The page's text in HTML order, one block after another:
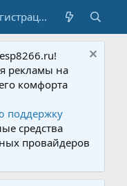
Регистрация
рекламы на
комфорта
поддержку
средства
провайдеров